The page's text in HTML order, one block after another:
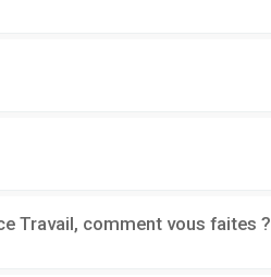
Travail, comment vous faites ?